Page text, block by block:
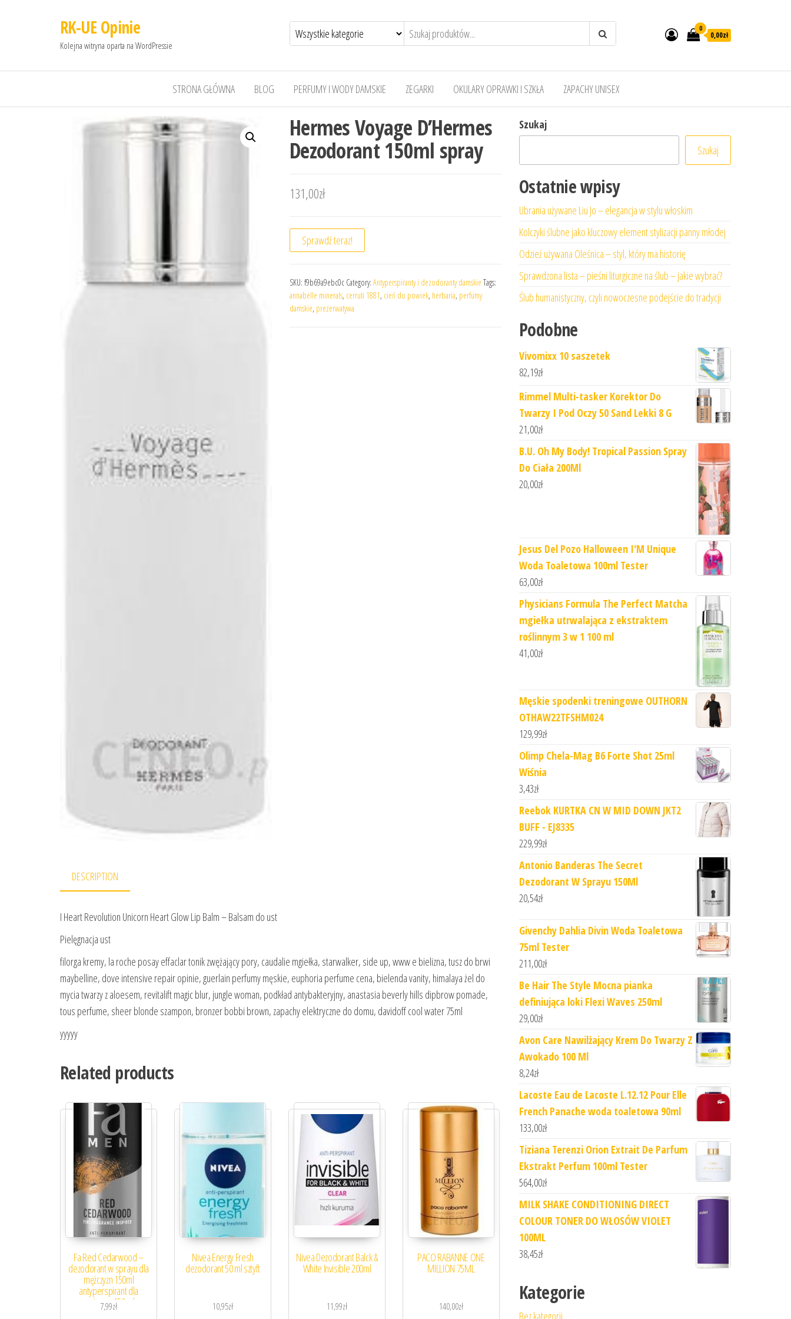
RK-UE Opinie
Kolejna witryna oparta na WordPressie
0
0,00zł
STRONA GŁÓWNA BLOG PERFUMY I WODY DAMSKIE ZEGARKI OKULARY OPRAWKI I SZKŁA ZAPACHY UNISEX
Hermes Voyage D’Hermes
Dezodorant 150ml spray
131,00zł
Sprawdź teraz!
SKU: f9b69a9ebc0c Category: Antyperspiranty i dezodoranty damskie Tags:
annabelle minerals, cerruti 1881, cień do powiek, herbaria, perfumy
damskie, prezerwatywa
DESCRIPTION
I Heart Revolution Unicorn Heart Glow Lip Balm – Balsam do ust
Pielęgnacja ust
filorga kremy, la roche posay effaclar tonik zwężający pory, caudalie mgiełka, starwalker, side up, www e bielizna, tusz do brwi
maybelline, dove intensive repair opinie, guerlain perfumy męskie, euphoria perfume cena, bielenda vanity, himalaya żel do
mycia twarzy z aloesem, revitalift magic blur, jungle woman, podkład antybakteryjny, anastasia beverly hills dipbrow pomade,
tous perfume, sheer blonde szampon, bronzer bobbi brown, zapachy elektryczne do domu, davidoff cool water 75ml
yyyyy
Related products
Fa Red Cedarwood –
dezodorant w sprayu dla
mężczyzn 150ml
antyperspirant dla
mężczyzn 150 ml
7,99zł
Nivea Energy Fresh
dezodorant 50 ml sztyft
10,95zł
Nivea Dezodorant Balck &
White Invisible 200ml
11,99zł
PACO RABANNE ONE
MILLION 75ML
140,00zł
Szukaj
Szukaj
Ostatnie wpisy
Ubrania używane Liu Jo – elegancja w stylu włoskim
Kolczyki ślubne jako kluczowy element stylizacji panny młodej
Odzież używana Oleśnica – styl, który ma historię
Sprawdzona lista – pieśni liturgiczne na ślub – jakie wybrać?
Ślub humanistyczny, czyli nowoczesne podejście do tradycji
Podobne
Vivomixx 10 saszetek
82,19zł
Rimmel Multi-tasker Korektor Do
Twarzy I Pod Oczy 50 Sand Lekki 8 G
21,00zł
B.U. Oh My Body! Tropical Passion Spray
Do Ciała 200Ml
20,00zł
Jesus Del Pozo Halloween I'M Unique
Woda Toaletowa 100ml Tester
63,00zł
Physicians Formula The Perfect Matcha
mgiełka utrwalająca z ekstraktem
roślinnym 3 w 1 100 ml
41,00zł
Męskie spodenki treningowe OUTHORN
OTHAW22TFSHM024
129,99zł
Olimp Chela-Mag B6 Forte Shot 25ml
Wiśnia
3,43zł
Reebok KURTKA CN W MID DOWN JKT2
BUFF - EJ8335
229,99zł
Antonio Banderas The Secret
Dezodorant W Sprayu 150Ml
20,54zł
Givenchy Dahlia Divin Woda Toaletowa
75ml Tester
211,00zł
Be Hair The Style Mocna pianka
definiująca loki Flexi Waves 250ml
29,00zł
Avon Care Nawilżający Krem Do Twarzy Z
Awokado 100 Ml
8,24zł
Lacoste Eau de Lacoste L.12.12 Pour Elle
French Panache woda toaletowa 90ml
133,00zł
Tiziana Terenzi Orion Extrait De Parfum
Ekstrakt Perfum 100ml Tester
564,00zł
MILK SHAKE CONDITIONING DIRECT
COLOUR TONER DO WŁOSÓW VIOLET
100ML
38,45zł
Kategorie
Bez kategorii